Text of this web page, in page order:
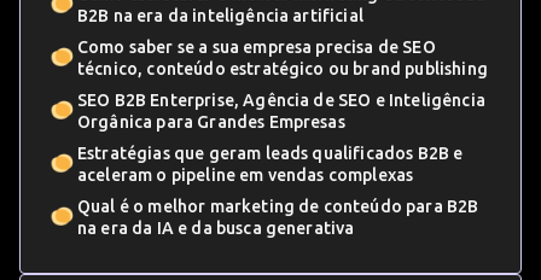
B2B na era da inteligência artificial
Como saber se a sua empresa precisa de SEO
técnico, conteúdo estratégico ou brand publishing
SEO B2B Enterprise, Agência de SEO e Inteligência
Orgânica para Grandes Empresas
Estratégias que geram leads qualificados B2B e
aceleram o pipeline em vendas complexas
Qual é o melhor marketing de conteúdo para B2B
na era da IA e da busca generativa